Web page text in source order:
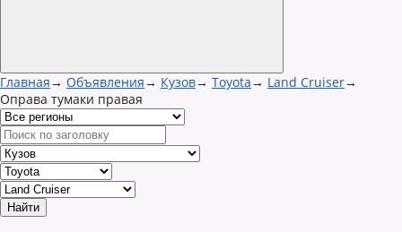
Главная→ Объявления→ Кузов→ Toyota→ Land Cruiser→
Оправа тумаки правая